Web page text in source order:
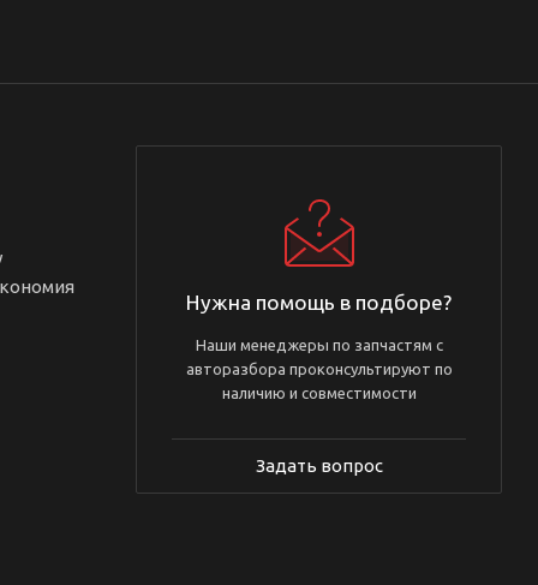
Нужна помощь в подборе?
Наши менеджеры по запчастям с
авторазбора проконсультируют по
наличию и совместимости
Задать вопрос